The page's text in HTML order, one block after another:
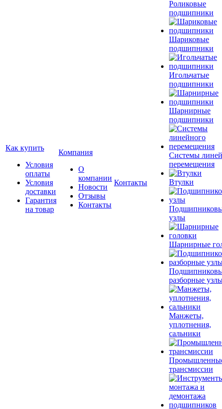
Как купить
Условия
оплаты
Условия
доставки
Гарантия
на товар
Компания
О
компании
Новости
Отзывы
Контакты
Контакты
Роликовые
подшипники
Шариковые
подшипники
Игольчатые
подшипники
Шарнирные
подшипники
Системы
перемещения
Втулки
узлы
Шарнирные
разборные
Манжеты,
уплотнения,
сальники
трансмиссии